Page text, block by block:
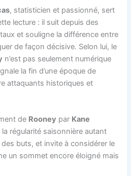
, statisticien et passionné, sert
lecture : il suit depuis des
et souligne la différence entre
de façon décisive. Selon lui, le
n’est pas seulement numérique
la fin d’une époque de
attaquants historiques et
de Rooney par Kane
régularité saisonnière autant
buts, et invite à considérer le
un sommet encore éloigné mais